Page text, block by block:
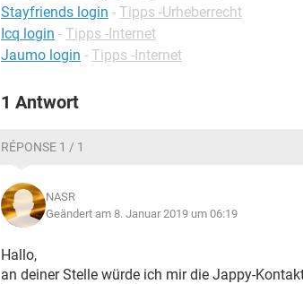
Stayfriends login - Tipps -Urheberrecht
Icq login - Tipps -Internet
Jaumo login - Tipps -Internet
1 Antwort
RÉPONSE 1 / 1
NASR
Geändert am 8. Januar 2019 um 06:19
Hallo,
an deiner Stelle würde ich mir die Jappy-